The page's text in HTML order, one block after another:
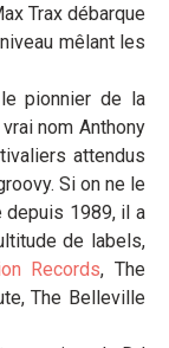
Trax débarque
mêlant les
le pionnier de la
nom Anthony
attendus
Si on ne le
depuis 1989, il a
de labels,
Records, The
The Belleville